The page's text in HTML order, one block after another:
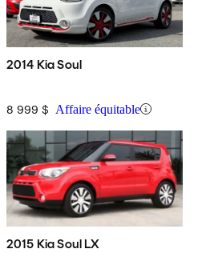
2014 Kia Soul
8 999 $ Affaire équitable
2015 Kia Soul LX